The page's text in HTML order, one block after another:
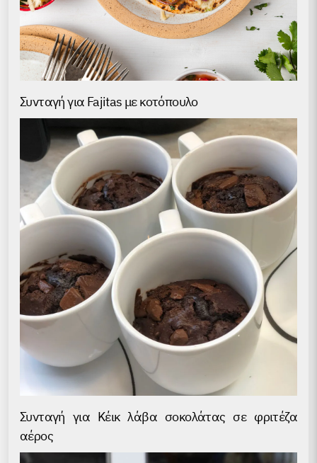
Συνταγή για Fajitas με κοτόπουλο
Συνταγή για Κέικ λάβα σοκολάτας σε φριτέζα
αέρος